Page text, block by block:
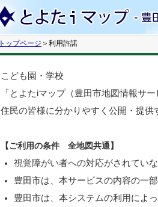
トップページ ＞ 利用許諾
こども園・学校
「とよたiマップ（豊田市地図情報サ
住民の皆様に分かりやすく公開・提供
【ご利用の条件 全地図共通】
視覚障がい者への対応がされてい
豊田市は、本サービスの内容の一
豊田市は、本システムの利用によ